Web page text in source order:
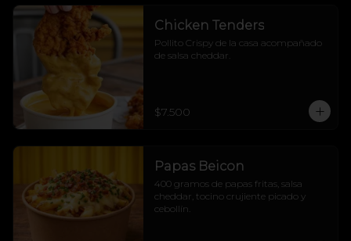
Chicken Tenders
Pollito Crispy de la casa acompañado
de salsa cheddar.
$7.500
Papas Beicon
400 gramos de papas fritas, salsa
cheddar, tocino crujiente picado y
cebollín.